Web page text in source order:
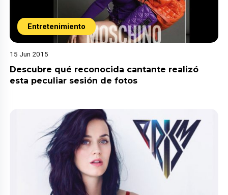
Entretenimiento
15 Jun 2015
Descubre qué reconocida cantante realizó
esta peculiar sesión de fotos